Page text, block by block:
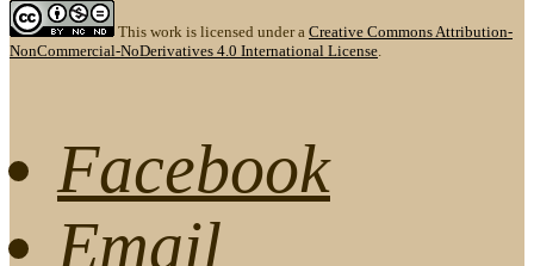
This work is licensed under a Creative Commons Attribution-
NonCommercial-NoDerivatives 4.0 International License.
Facebook
Email